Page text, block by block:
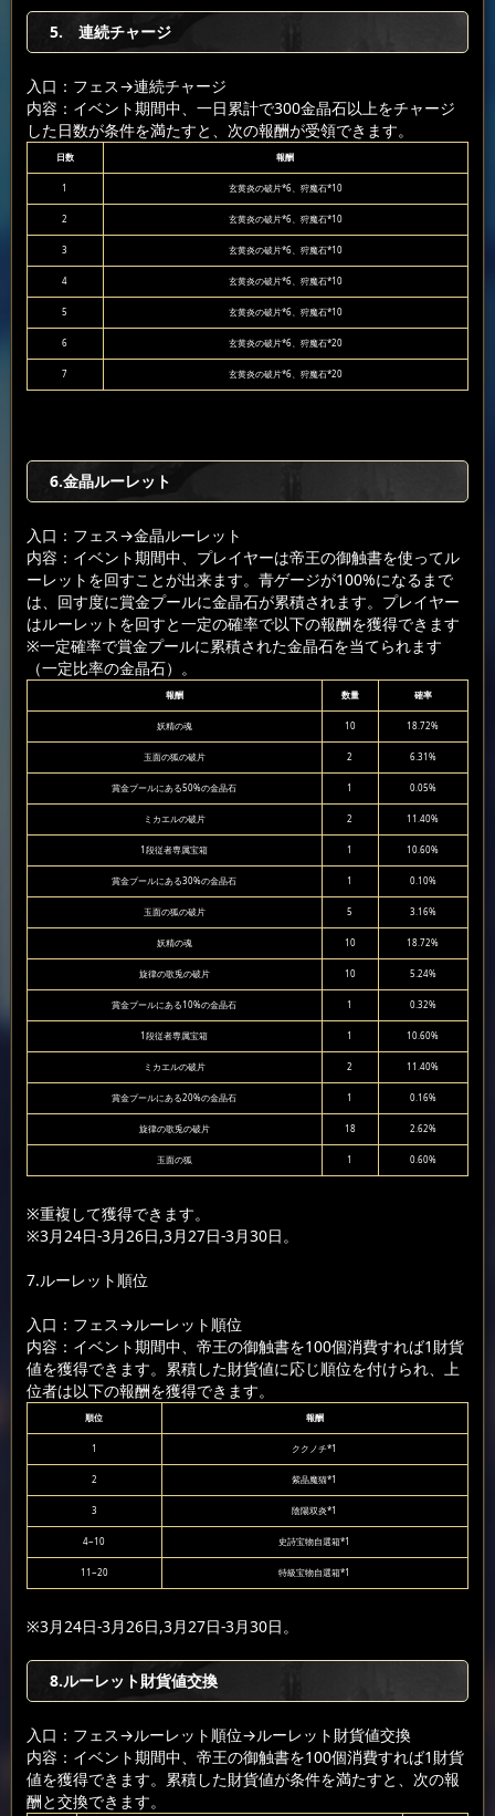
5. 連続チャージ
入口：フェス→連続チャージ
内容：イベント期間中、一日累計で300金晶石以上をチャージ
した日数が条件を満たすと、次の報酬が受領できます。
日数 報酬
1 玄黄炎の破片*6、狩魔石*10
2 玄黄炎の破片*6、狩魔石*10
3 玄黄炎の破片*6、狩魔石*10
4 玄黄炎の破片*6、狩魔石*10
5 玄黄炎の破片*6、狩魔石*10
6 玄黄炎の破片*6、狩魔石*20
7 玄黄炎の破片*6、狩魔石*20
6.金晶ルーレット
入口：フェス→金晶ルーレット
内容：イベント期間中、プレイヤーは帝王の御触書を使ってル
ーレットを回すことが出来ます。青ゲージが100%になるまで
は、回す度に賞金プールに金晶石が累積されます。プレイヤー
はルーレットを回すと一定の確率で以下の報酬を獲得できます
※一定確率で賞金プールに累積された金晶石を当てられます
（一定比率の金晶石）。
報酬 数量 確率
妖精の魂 10 18.72%
玉面の狐の破片 2 6.31%
賞金プールにある50%の金晶石 1 0.05%
ミカエルの破片 2 11.40%
1段従者専属宝箱 1 10.60%
賞金プールにある30%の金晶石 1 0.10%
玉面の狐の破片 5 3.16%
妖精の魂 10 18.72%
旋律の歌兎の破片 10 5.24%
賞金プールにある10%の金晶石 1 0.32%
1段従者専属宝箱 1 10.60%
ミカエルの破片 2 11.40%
賞金プールにある20%の金晶石 1 0.16%
旋律の歌兎の破片 18 2.62%
玉面の狐 1 0.60%
※重複して獲得できます。
※3月24日-3月26日,3月27日-3月30日。
7.ルーレット順位
入口：フェス→ルーレット順位
内容：イベント期間中、帝王の御触書を100個消費すれば1財貨
値を獲得できます。累積した財貨値に応じ順位を付けられ、上
位者は以下の報酬を獲得できます。
順位 報酬
1 ククノチ*1
2 紫晶魔猫*1
3 陰陽双炎*1
4~10 史詩宝物自選箱*1
11~20 特級宝物自選箱*1
※3月24日-3月26日,3月27日-3月30日。
8.ルーレット財貨値交換
入口：フェス→ルーレット順位→ルーレット財貨値交換
内容：イベント期間中、帝王の御触書を100個消費すれば1財貨
値を獲得できます。累積した財貨値が条件を満たすと、次の報
酬と交換できます。